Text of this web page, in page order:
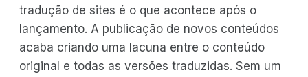
tradução de sites é o que acontece após o
lançamento. A publicação de novos conteúdos
acaba criando uma lacuna entre o conteúdo
original e todas as versões traduzidas. Sem um